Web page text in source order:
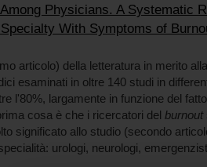
Physicians. A Systematic
With Symptoms of
articolo) della letteratura in merito
esaminati in oltre 140 studi in
l'80%, largamente in funzione del
cosa è che i ricercatori del burnout
significato allo studio (secondo
urologi, neurologi,